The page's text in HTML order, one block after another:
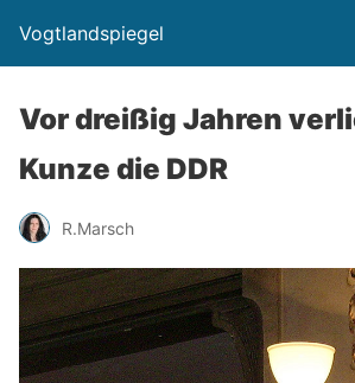
Vogtlandspiegel
Vor dreißig Jahren
Kunze die DDR
R.Marsch